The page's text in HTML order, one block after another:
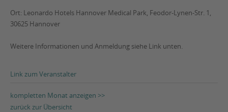
Ort: Leonardo Hotels Hannover Medical Park, Feodor-Lynen-Str. 1,
30625 Hannover
Weitere Informationen und Anmeldung siehe Link unten.
Link zum Veranstalter
kompletten Monat anzeigen >>
zurück zur Übersicht